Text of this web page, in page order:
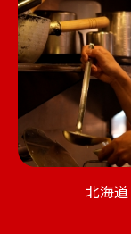
北海